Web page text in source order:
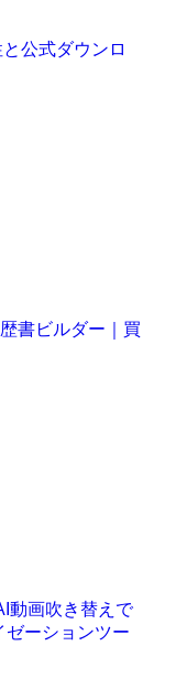
公式ダウンロ
書ビルダー｜買
動画吹き替えで
ゼーションツー